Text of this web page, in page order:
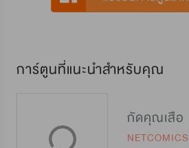
การ์ตูนที่แนะนำสำหรับคุณ
กัดคุณเสือ
NETCOMICS